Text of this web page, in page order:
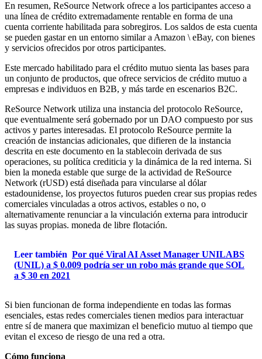
En resumen, ReSource Network ofrece a los participantes acceso a
una línea de crédito extremadamente rentable en forma de una
cuenta corriente habilitada para sobregiros. Los saldos de esta cuenta
se pueden gastar en un entorno similar a Amazon \ eBay, con bienes
y servicios ofrecidos por otros participantes.
Este mercado habilitado para el crédito mutuo sienta las bases para
un conjunto de productos, que ofrece servicios de crédito mutuo a
empresas e individuos en B2B, y más tarde en escenarios B2C.
ReSource Network utiliza una instancia del protocolo ReSource,
que eventualmente será gobernado por un DAO compuesto por sus
activos y partes interesadas. El protocolo ReSource permite la
creación de instancias adicionales, que difieren de la instancia
descrita en este documento en la stablecoin derivada de sus
operaciones, su política crediticia y la dinámica de la red interna. Si
bien la moneda estable que surge de la actividad de ReSource
Network (rUSD) está diseñada para vincularse al dólar
estadounidense, los proyectos futuros pueden crear sus propias redes
comerciales vinculadas a otros activos, estables o no, o
alternativamente renunciar a la vinculación externa para introducir
las suyas propias. moneda de libre flotación.
Leer también Por qué Viral AI Asset Manager UNILABS
(UNIL) a $ 0.009 podría ser un robo más grande que SOL
a $ 30 en 2021
Si bien funcionan de forma independiente en todas las formas
esenciales, estas redes comerciales tienen medios para interactuar
entre sí de manera que maximizan el beneficio mutuo al tiempo que
evitan el exceso de riesgo de una red a otra.
Cómo funciona